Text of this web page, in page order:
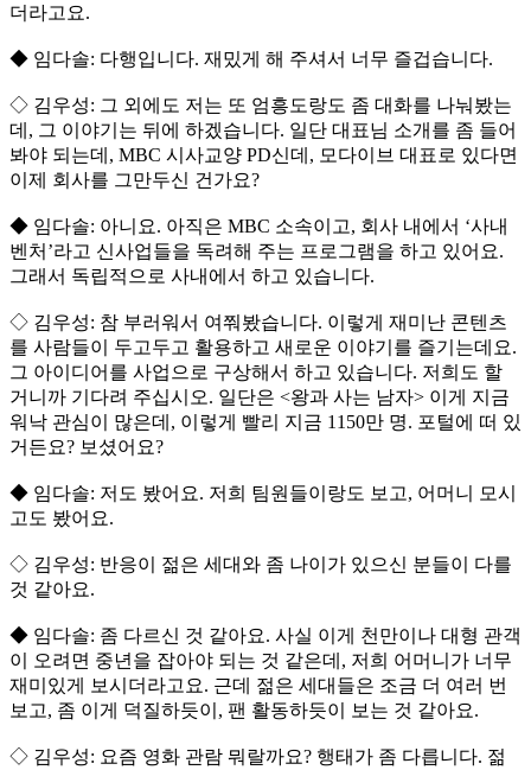
더라고요.
◆ 임다솔: 다행입니다. 재밌게 해 주셔서 너무 즐겁습니다.
◇ 김우성: 그 외에도 저는 또 엄흥도랑도 좀 대화를 나눠봤는
데, 그 이야기는 뒤에 하겠습니다. 일단 대표님 소개를 좀 들어
봐야 되는데, MBC 시사교양 PD신데, 모다이브 대표로 있다면
이제 회사를 그만두신 건가요?
◆ 임다솔: 아니요. 아직은 MBC 소속이고, 회사 내에서 ‘사내
벤처’라고 신사업들을 독려해 주는 프로그램을 하고 있어요.
그래서 독립적으로 사내에서 하고 있습니다.
◇ 김우성: 참 부러워서 여쭤봤습니다. 이렇게 재미난 콘텐츠
를 사람들이 두고두고 활용하고 새로운 이야기를 즐기는데요.
그 아이디어를 사업으로 구상해서 하고 있습니다. 저희도 할
거니까 기다려 주십시오. 일단은 <왕과 사는 남자> 이게 지금
워낙 관심이 많은데, 이렇게 빨리 지금 1150만 명. 포털에 떠 있
거든요? 보셨어요?
◆ 임다솔: 저도 봤어요. 저희 팀원들이랑도 보고, 어머니 모시
고도 봤어요.
◇ 김우성: 반응이 젊은 세대와 좀 나이가 있으신 분들이 다를
것 같아요.
◆ 임다솔: 좀 다르신 것 같아요. 사실 이게 천만이나 대형 관객
이 오려면 중년을 잡아야 되는 것 같은데, 저희 어머니가 너무
재미있게 보시더라고요. 근데 젊은 세대들은 조금 더 여러 번
보고, 좀 이게 덕질하듯이, 팬 활동하듯이 보는 것 같아요.
◇ 김우성: 요즘 영화 관람 뭐랄까요? 행태가 좀 다릅니다. 젊